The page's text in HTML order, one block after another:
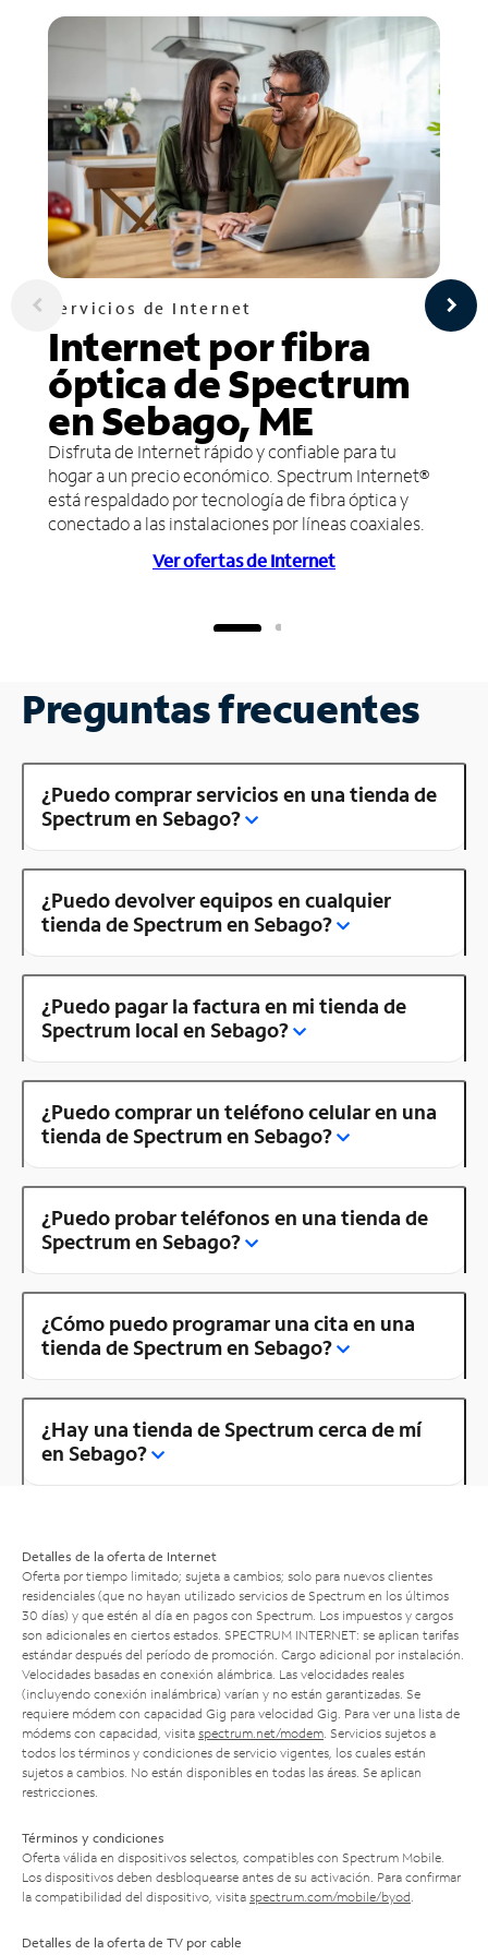
Servicios de Internet
Internet por fibra
óptica de Spectrum
en Sebago, ME
Disfruta de Internet rápido y confiable para tu
hogar a un precio económico. Spectrum Internet®
está respaldado por tecnología de fibra óptica y
conectado a las instalaciones por líneas coaxiales.
Ver ofertas de Internet
Preguntas frecuentes
¿Puedo comprar servicios en una tienda de
Spectrum en Sebago?
¿Puedo devolver equipos en cualquier
tienda de Spectrum en Sebago?
¿Puedo pagar la factura en mi tienda de
Spectrum local en Sebago?
¿Puedo comprar un teléfono celular en una
tienda de Spectrum en Sebago?
¿Puedo probar teléfonos en una tienda de
Spectrum en Sebago?
¿Cómo puedo programar una cita en una
tienda de Spectrum en Sebago?
¿Hay una tienda de Spectrum cerca de mí
en Sebago?
Detalles de la oferta de Internet
Oferta por tiempo limitado; sujeta a cambios; solo para nuevos clientes
residenciales (que no hayan utilizado servicios de Spectrum en los últimos
30 días) y que estén al día en pagos con Spectrum. Los impuestos y cargos
son adicionales en ciertos estados. SPECTRUM INTERNET: se aplican tarifas
estándar después del período de promoción. Cargo adicional por instalación.
Velocidades basadas en conexión alámbrica. Las velocidades reales
(incluyendo conexión inalámbrica) varían y no están garantizadas. Se
requiere módem con capacidad Gig para velocidad Gig. Para ver una lista de
módems con capacidad, visita spectrum.net/modem . Servicios sujetos a
todos los términos y condiciones de servicio vigentes, los cuales están
sujetos a cambios. No están disponibles en todas las áreas. Se aplican
restricciones.
Términos y condiciones
Oferta válida en dispositivos selectos, compatibles con Spectrum Mobile.
Los dispositivos deben desbloquearse antes de su activación. Para confirmar
la compatibilidad del dispositivo, visita spectrum.com/mobile/byod
Detalles de la oferta de TV por cable